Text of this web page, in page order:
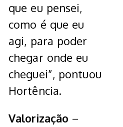
que eu pensei,
como é que eu
agi, para poder
chegar onde eu
cheguei”, pontuou
Hortência.
Valorização –